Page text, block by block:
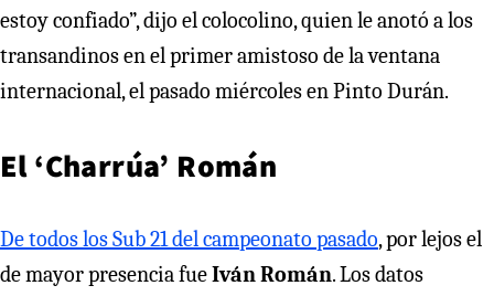
estoy confiado”, dijo el colocolino, quien le anotó a los
transandinos en el primer amistoso de la ventana
internacional, el pasado miércoles en Pinto Durán.
El ‘Charrúa’ Román
De todos los Sub 21 del campeonato pasado, por lejos el
de mayor presencia fueIván Román. Los datos